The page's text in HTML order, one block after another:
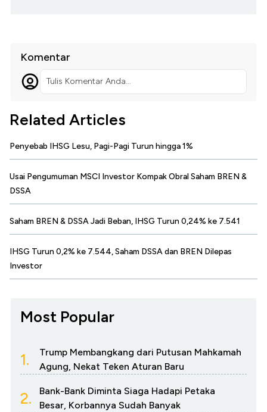
Komentar
Tulis Komentar Anda...
Related Articles
Penyebab IHSG Lesu, Pagi-Pagi Turun hingga 1%
Usai Pengumuman MSCI Investor Kompak Obral Saham BREN &
DSSA
Saham BREN & DSSA Jadi Beban, IHSG Turun 0,24% ke 7.541
IHSG Turun 0,2% ke 7.544, Saham DSSA dan BREN Dilepas
Investor
Most Popular
1.
Trump Membangkang dari Putusan Mahkamah
Agung, Nekat Teken Aturan Baru
2.
Bank-Bank Diminta Siaga Hadapi Petaka
Besar, Korbannya Sudah Banyak